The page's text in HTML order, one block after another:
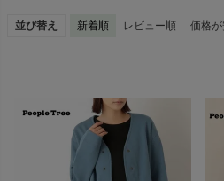
並び替え 新着順 レビュー順 価格